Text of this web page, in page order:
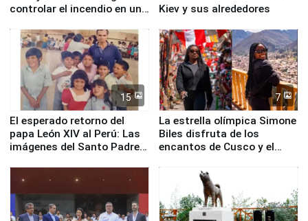
controlar el incendio en una
de Chile
Kiev y sus alrededores
15
El esperado retorno del
papa León XIV al Perú: Las
imágenes del Santo Padre
7
La estrella olímpica Simone
Biles disfruta de los
encantos de Cusco y el